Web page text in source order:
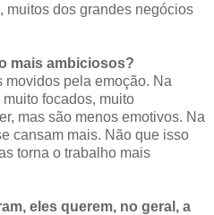
muitos dos grandes negócios
mais ambiciosos?
movidos pela emoção. Na
focados, muito
mas são menos emotivos. Na
cansam mais. Não que isso
torna o trabalho mais
eles querem, no geral, a